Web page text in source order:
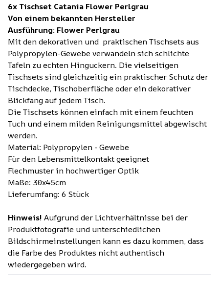
6x Tischset Catania Flower Perlgrau
Von einem bekannten Hersteller
Ausführung: Flower Perlgrau
Mit den dekorativen und praktischen Tischsets aus
Polypropylen-Gewebe verwandeln sich schlichte
Tafeln zu echten Hinguckern. Die vielseitigen
Tischsets sind gleichzeitig ein praktischer Schutz der
Tischdecke, Tischoberfläche oder ein dekorativer
Blickfang auf jedem Tisch.
Die Tischsets können einfach mit einem feuchten
Tuch und einem milden Reinigungsmittel abgewischt
werden.
Material: Polypropylen - Gewebe
Für den Lebensmittelkontakt geeignet
Flechmuster in hochwertiger Optik
Maße: 30x45cm
Lieferumfang: 6 Stück
Hinweis! Aufgrund der Lichtverhältnisse bei der
Produktfotografie und unterschiedlichen
Bildschirmeinstellungen kann es dazu kommen, dass
die Farbe des Produktes nicht authentisch
wiedergegeben wird.